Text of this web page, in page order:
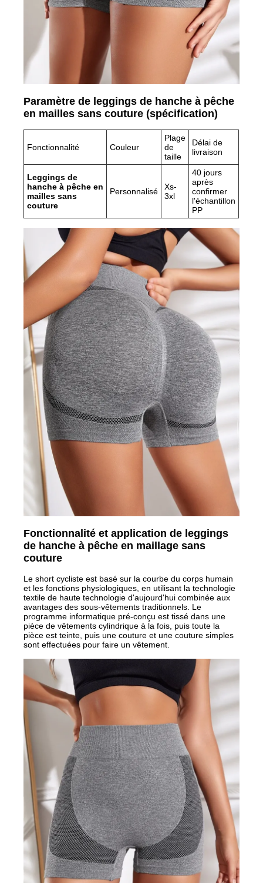
Paramètre de leggings de hanche à pêche
en mailles sans couture (spécification)
Fonctionnalité Couleur
Plage
de
taille
Délai de
livraison
Leggings de
hanche à pêche en
mailles sans
couture
Personnalisé
Xs-
3xl
40 jours
après
confirmer
l'échantillon
PP
Fonctionnalité et application de leggings
de hanche à pêche en maillage sans
couture
Le short cycliste est basé sur la courbe du corps humain
et les fonctions physiologiques, en utilisant la technologie
textile de haute technologie d'aujourd'hui combinée aux
avantages des sous-vêtements traditionnels. Le
programme informatique pré-conçu est tissé dans une
pièce de vêtements cylindrique à la fois, puis toute la
pièce est teinte, puis une couture et une couture simples
sont effectuées pour faire un vêtement.